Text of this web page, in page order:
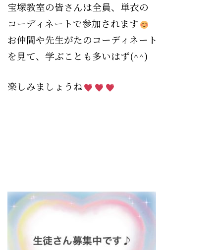
宝塚教室の皆さんは全員、単衣の
コーディネートで参加されます
お仲間や先生がたのコーディネート
を見て、学ぶことも多いはず(^^)
楽しみましょうね